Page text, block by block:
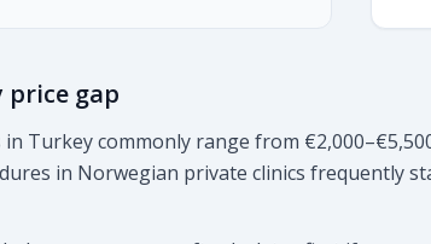
price gap
in Turkey commonly range from
in Norwegian private clinics frequently